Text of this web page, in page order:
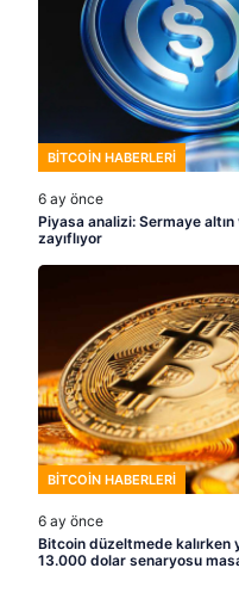
BITCOIN HABERLERI
6 ay önce
Piyasa analizi: Sermaye
zayıflıyor
BITCOIN HABERLERI
6 ay önce
Bitcoin düzeltmede kalırken
13.000 dolar senaryosu